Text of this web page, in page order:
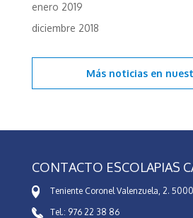
enero 2019
diciembre 2018
Más noticias en
CONTACTO ESCOLAPIAS
Teniente Coronel Valenzuela, 2.
Tel.: 976 22 38 86